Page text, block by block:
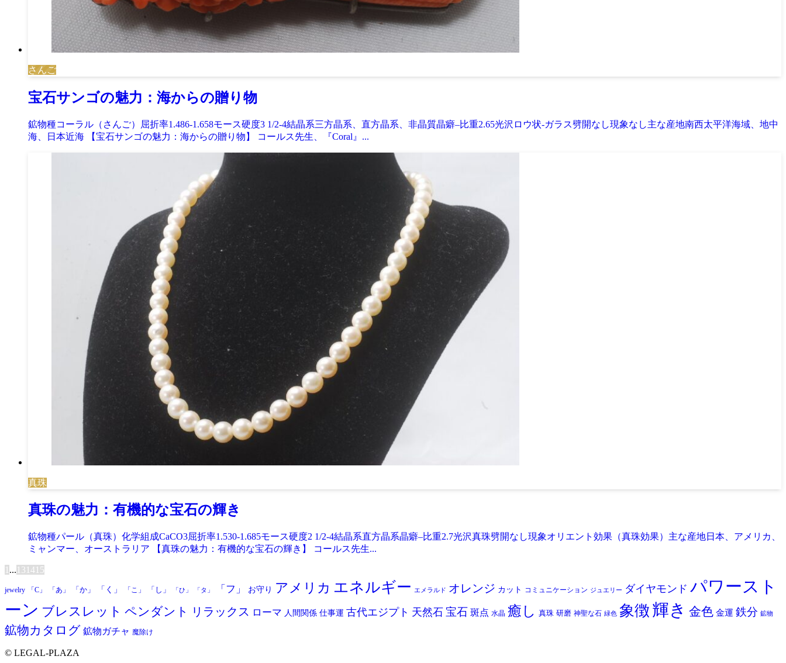
さんご
宝石サンゴの魅力：海からの贈り物
鉱物種コーラル（さんご）屈折率1.486-1.658モース硬度3 1/2-4結晶系三方晶系、直方晶系、非晶質晶癖–比重2.65光沢ロウ状-ガラス劈開なし現象なし主な産地南西太平洋海域、地中
海、日本近海 【宝石サンゴの魅力：海からの贈り物】 コールス先生、『Coral』...
真珠
真珠の魅力：有機的な宝石の輝き
鉱物種パール（真珠）化学組成CaCO3屈折率1.530-1.685モース硬度2 1/2-4結晶系直方晶系晶癖–比重2.7光沢真珠劈開なし現象オリエント効果（真珠効果）主な産地日本、アメリカ、
ミャンマー、オーストラリア 【真珠の魅力：有機的な宝石の輝き】 コールス先生...
1 ... 13 14 15
jewelry 「C」 「あ」 「か」 「く」 「こ」 「し」 「ひ」 「タ」 「フ」 お守り アメリカ エネルギー エメラルド オレンジ カット コミュニケーション ジュエリー ダイヤモンド パワースト
ーン ブレスレット ペンダント リラックス ローマ 人間関係 仕事運 古代エジプト 天然石 宝石 斑点 水晶 癒し 真珠 研磨 神聖な石 緑色 象徴 輝き 金色 金運 鉄分 鉱物
鉱物カタログ 鉱物ガチャ 魔除け
© LEGAL-PLAZA